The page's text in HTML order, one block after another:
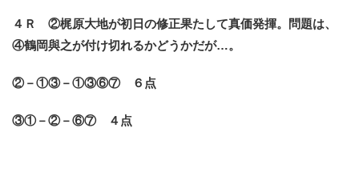
４Ｒ ②梶原大地が初日の修正果たして真価発揮。問題は、
④鶴岡與之が付け切れるかどうかだが…。
②－①③－①③⑥⑦ ６点
③①－②－⑥⑦ ４点